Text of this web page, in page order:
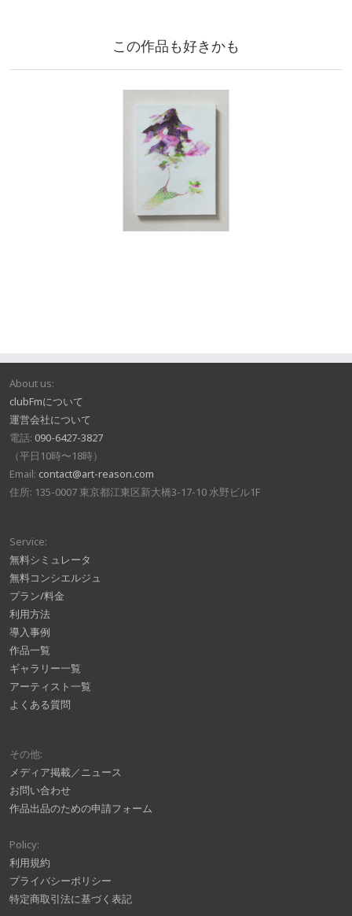
この作品も好きかも
About us:
clubFmについて
運営会社について
電話: 090-6427-3827
（平日10時〜18時）
Email: contact@art-reason.com
住所: 135-0007 東京都江東区新大橋3-17-10 水野ビル1F
Service:
無料シミュレータ
無料コンシエルジュ
プラン/料金
利用方法
導入事例
作品一覧
ギャラリー一覧
アーティスト一覧
よくある質問
その他:
メディア掲載／ニュース
お問い合わせ
作品出品のための申請フォーム
Policy:
利用規約
プライバシーポリシー
特定商取引法に基づく表記